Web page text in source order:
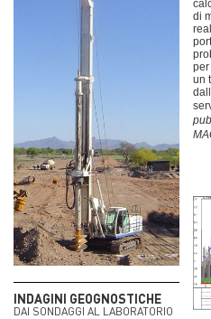
di
un
INDAGINI GEOGNOSTICHE
DAI SONDAGGI AL LABORATORIO